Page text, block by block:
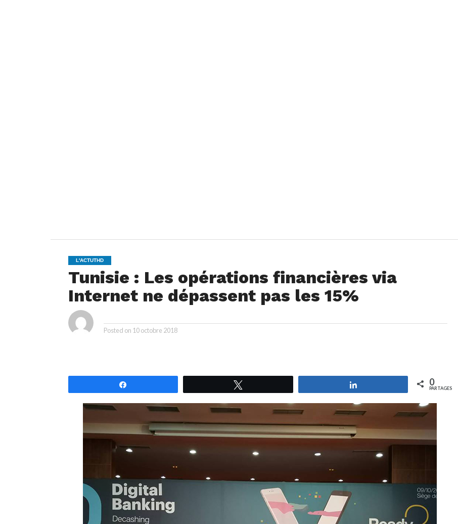
L'ACTUTHD
Tunisie : Les opérations financières via
Internet ne dépassent pas les 15%
Posted on 10 octobre 2018
0
PARTAGES